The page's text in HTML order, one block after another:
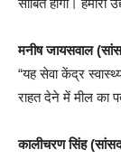
साबित होगा। हमारा
मनीष जायसवाल
“यह सेवा केंद्र
राहत देने में मील का
कालीचरण सिंह